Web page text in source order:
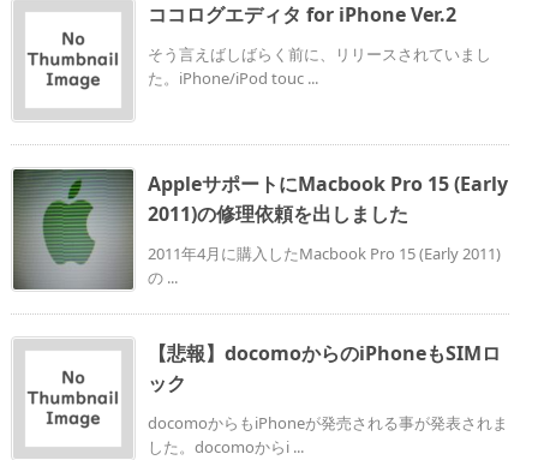
ココログエディタ for iPhone Ver.2
そう言えばしばらく前に、リリースされていまし
た。iPhone/iPod touc ...
AppleサポートにMacbook Pro 15 (Early
2011)の修理依頼を出しました
2011年4月に購入したMacbook Pro 15 (Early 2011)
の ...
【悲報】docomoからのiPhoneもSIMロ
ック
docomoからもiPhoneが発売される事が発表されま
した。docomoからi ...